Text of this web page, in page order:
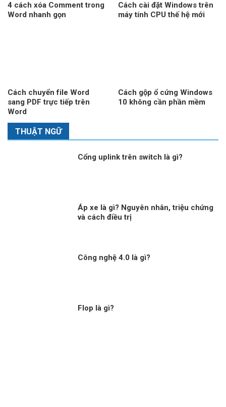
4 cách xóa Comment trong
Word nhanh gọn
Cách cài đặt Windows trên
máy tính CPU thế hệ mới
Cách chuyển file Word
sang PDF trực tiếp trên
Word
Cách gộp ổ cứng Windows
10 không cần phần mềm
THUẬT NGỮ
Cổng uplink trên switch là gì?
Áp xe là gì? Nguyên nhân, triệu chứng
và cách điều trị
Công nghệ 4.0 là gì?
Flop là gì?